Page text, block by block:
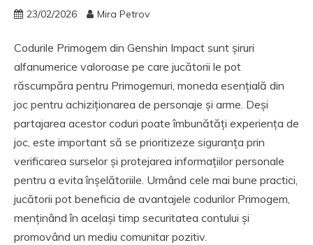
23/02/2026 Mira Petrov
Codurile Primogem din Genshin Impact sunt șiruri
alfanumerice valoroase pe care jucătorii le pot
răscumpăra pentru Primogemuri, moneda esențială din
joc pentru achiziționarea de personaje și arme. Deși
partajarea acestor coduri poate îmbunătăți experiența de
joc, este important să se prioritizeze siguranța prin
verificarea surselor și protejarea informațiilor personale
pentru a evita înșelătoriile. Urmând cele mai bune practici,
jucătorii pot beneficia de avantajele codurilor Primogem,
menținând în același timp securitatea contului și
promovând un mediu comunitar pozitiv.